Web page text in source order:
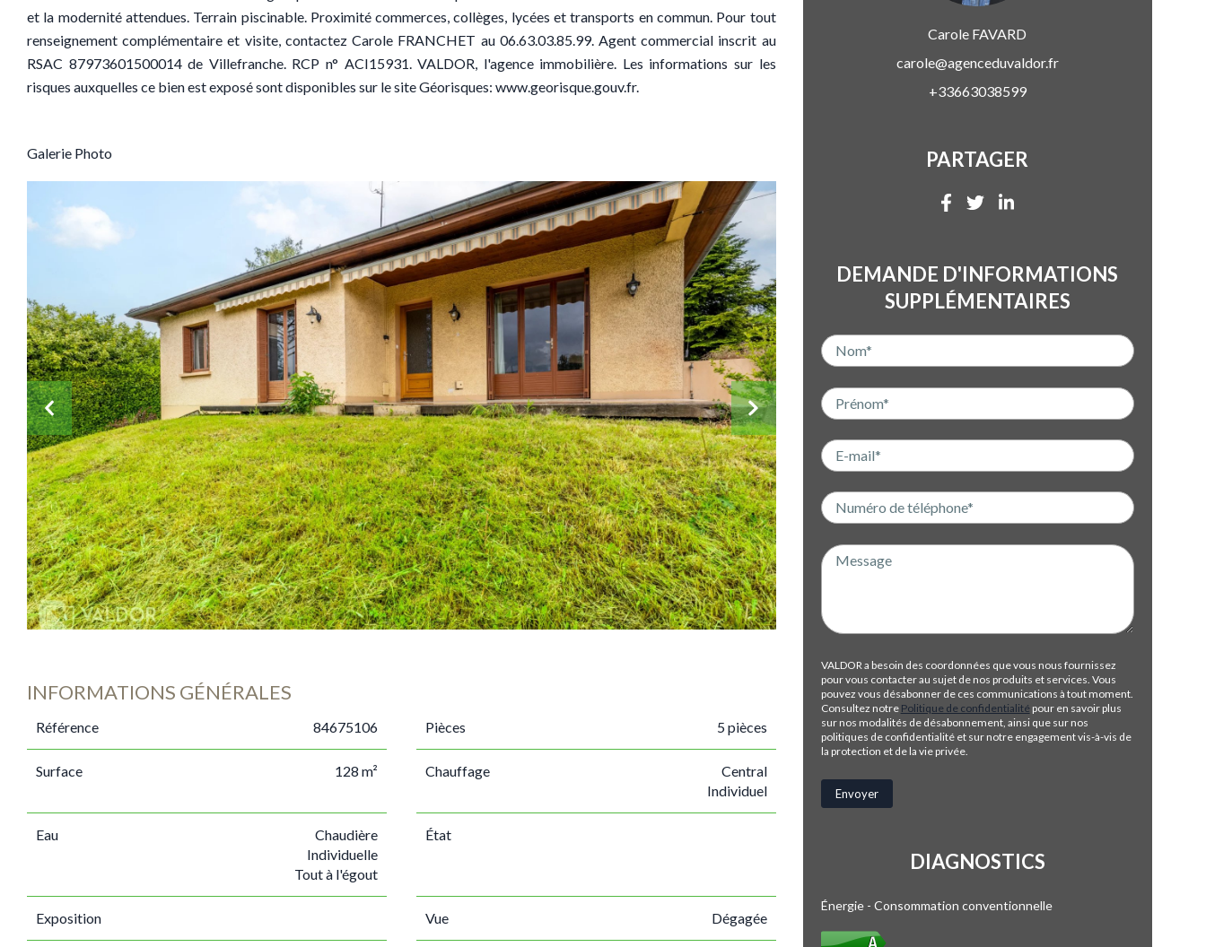
et la modernité attendues. Terrain piscinable. Proximité commerces, collèges, lycées et transports en commun. Pour tout
renseignement complémentaire et visite, contactez Carole FRANCHET au 06.63.03.85.99. Agent commercial inscrit au
RSAC 87973601500014 de Villefranche. RCP n° ACI15931. VALDOR, l'agence immobilière. Les informations sur les
risques auxquelles ce bien est exposé sont disponibles sur le site Géorisques: www.georisque.gouv.fr.
Galerie Photo
INFORMATIONS GÉNÉRALES
Référence 84675106 Pièces 5 pièces
Surface 128 m² Chauffage
Central
Individuel
Eau
Chaudière
Individuelle
Tout à l'égout
État
Exposition Vue Dégagée
Carole FAVARD
carole@agenceduvaldor.fr
+33663038599
PARTAGER
DEMANDE D'INFORMATIONS
SUPPLÉMENTAIRES
VALDOR a besoin des coordonnées que vous nous fournissez
pour vous contacter au sujet de nos produits et services. Vous
pouvez vous désabonner de ces communications à tout moment.
Consultez notre Politique de confidentialité pour en savoir plus
sur nos modalités de désabonnement, ainsi que sur nos
politiques de confidentialité et sur notre engagement vis-à-vis de
la protection et de la vie privée.
DIAGNOSTICS
Énergie - Consommation conventionnelle